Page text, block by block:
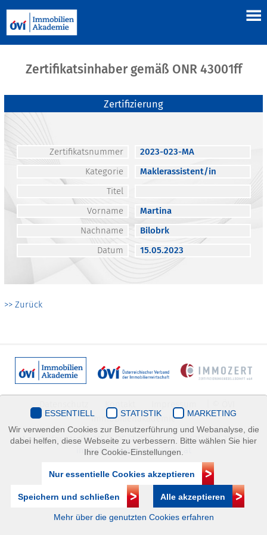
Zertifikatsinhaber gemäß ONR 43001ff
Zertifizierung
Zertifikatsnummer
2023-023-MA
Kategorie
Maklerassistent/in
Titel
Vorname
Martina
Nachname
Bilobrk
Datum
15.05.2023
>> Zurück
Immobilienakademie
Mariahilfer Straße 116/2.OG/2 1070 Wien | +43(1)505 32 50 |
immobilienakademie@ovi.at
ESSENTIELL STATISTIK
MARKETING
Wir verwenden Cookies zur Benutzerführung und Webanalyse, die
dabei helfen, diese Webseite zu verbessern. Bitte wählen Sie hier
Ihre Cookie-Einstellungen.
Nur essentielle Cookies akzeptieren
Speichern und schließen Alle akzeptieren
Mehr über die genutzten Cookies erfahren